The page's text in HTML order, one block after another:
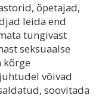
õpetajad,
leida end
tungivast
seksuaalse
kõrge
võivad
soovitada